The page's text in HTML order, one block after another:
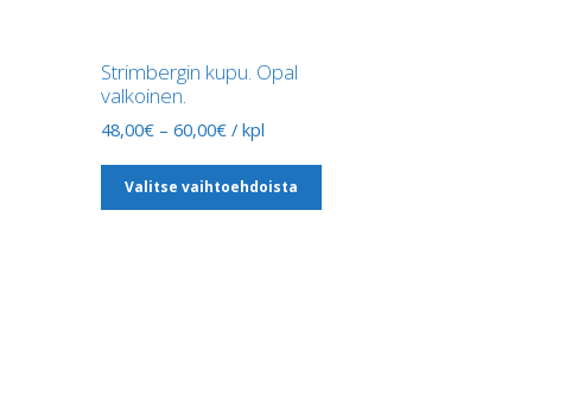
Strimbergin kupu. Opal
valkoinen.
48,00€ – 60,00€Hintaluokka:
-
/ kpl
Valitse vaihtoehdoista
Tällä